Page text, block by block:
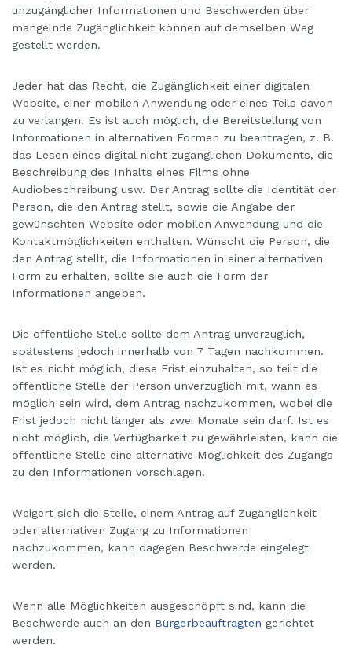
unzugänglicher Informationen und Beschwerden über
mangelnde Zugänglichkeit können auf demselben Weg
gestellt werden.
Jeder hat das Recht, die Zugänglichkeit einer digitalen
Website, einer mobilen Anwendung oder eines Teils davon
zu verlangen. Es ist auch möglich, die Bereitstellung von
Informationen in alternativen Formen zu beantragen, z. B.
das Lesen eines digital nicht zugänglichen Dokuments, die
Beschreibung des Inhalts eines Films ohne
Audiobeschreibung usw. Der Antrag sollte die Identität der
Person, die den Antrag stellt, sowie die Angabe der
gewünschten Website oder mobilen Anwendung und die
Kontaktmöglichkeiten enthalten. Wünscht die Person, die
den Antrag stellt, die Informationen in einer alternativen
Form zu erhalten, sollte sie auch die Form der
Informationen angeben.
Die öffentliche Stelle sollte dem Antrag unverzüglich,
spätestens jedoch innerhalb von 7 Tagen nachkommen.
Ist es nicht möglich, diese Frist einzuhalten, so teilt die
öffentliche Stelle der Person unverzüglich mit, wann es
möglich sein wird, dem Antrag nachzukommen, wobei die
Frist jedoch nicht länger als zwei Monate sein darf. Ist es
nicht möglich, die Verfügbarkeit zu gewährleisten, kann die
öffentliche Stelle eine alternative Möglichkeit des Zugangs
zu den Informationen vorschlagen.
Weigert sich die Stelle, einem Antrag auf Zugänglichkeit
oder alternativen Zugang zu Informationen
nachzukommen, kann dagegen Beschwerde eingelegt
werden.
Wenn alle Möglichkeiten ausgeschöpft sind, kann die
Beschwerde auch an den Bürgerbeauftragten gerichtet
werden.